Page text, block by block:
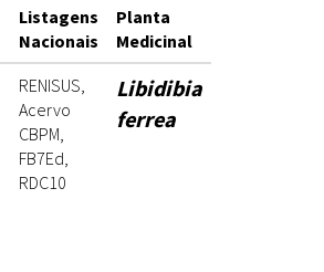
Listagens
Nacionais
Planta
Medicinal
RENISUS,
Acervo
CBPM,
FB7Ed,
RDC10
Libidibia
ferrea